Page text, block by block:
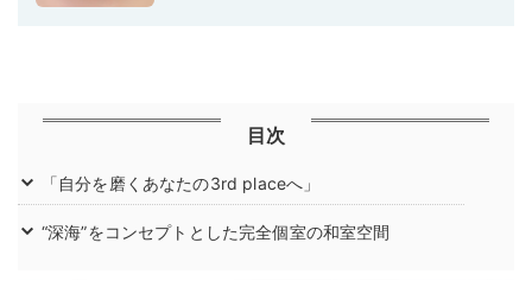
目次
「自分を磨くあなたの3rd placeへ」
“深海”をコンセプトとした完全個室の和室空間